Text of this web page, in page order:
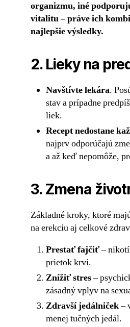
organizmu, iné
vitalitu – práve ich
najlepšie výsledky.
2. Lieky na
Navštívte lekára.
stav a prípadne
liek.
Recept nedostane
najprv odporúčajú
a až keď nepomôže,
3. Zmena
Základné kroky, ktoré
na erekciu aj celkové
Prestať fajčiť–
prietok krvi.
Znížiť stres–
zásadný vplyv na
Zdravší jedálniček–
menej tučných jedál.